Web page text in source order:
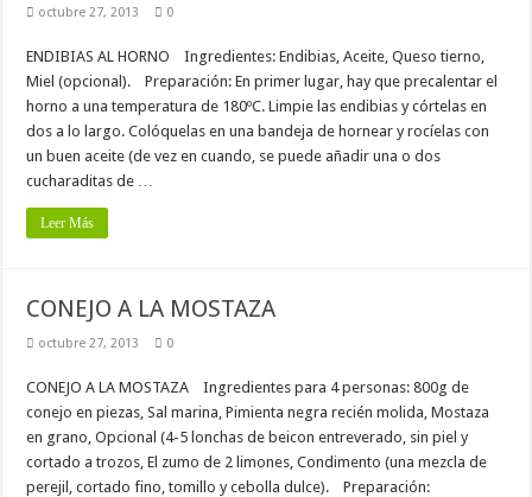
octubre 27, 2013 0
ENDIBIAS AL HORNO Ingredientes: Endibias, Aceite, Queso tierno,
Miel (opcional). Preparación: En primer lugar, hay que precalentar el
horno a una temperatura de 180ºC. Limpie las endibias y córtelas en
dos a lo largo. Colóquelas en una bandeja de hornear y rocíelas con
un buen aceite (de vez en cuando, se puede añadir una o dos
cucharaditas de …
Leer Más
CONEJO A LA MOSTAZA
octubre 27, 2013 0
CONEJO A LA MOSTAZA Ingredientes para 4 personas: 800g de
conejo en piezas, Sal marina, Pimienta negra recién molida, Mostaza
en grano, Opcional (4-5 lonchas de beicon entreverado, sin piel y
cortado a trozos, El zumo de 2 limones, Condimento (una mezcla de
perejil, cortado fino, tomillo y cebolla dulce). Preparación: